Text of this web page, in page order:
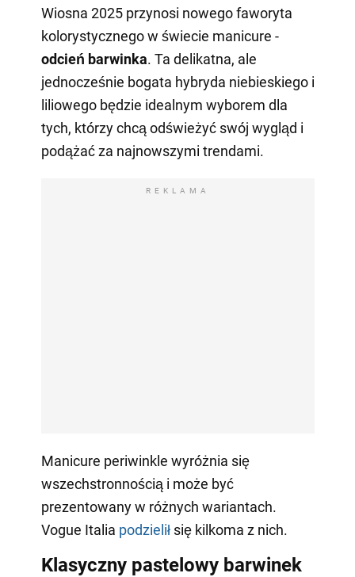
Wiosna 2025 przynosi nowego faworyta
kolorystycznego w świecie manicure -
odcień barwinka. Ta delikatna, ale
jednocześnie bogata hybryda niebieskiego i
liliowego będzie idealnym wyborem dla
tych, którzy chcą odświeżyć swój wygląd i
podążać za najnowszymi trendami.
REKLAMA
Manicure periwinkle wyróżnia się
wszechstronnością i może być
prezentowany w różnych wariantach.
Vogue Italia podzieliłsię kilkoma z nich.
Klasyczny pastelowy barwinek